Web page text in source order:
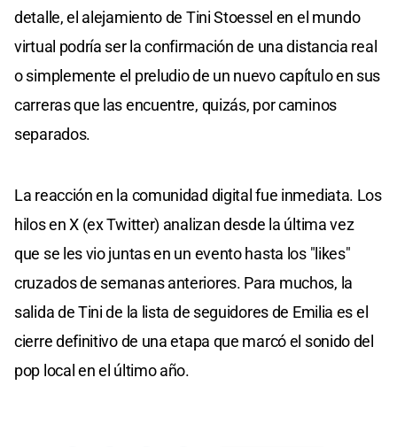
detalle, el alejamiento de Tini Stoessel en el mundo
virtual podría ser la confirmación de una distancia real
o simplemente el preludio de un nuevo capítulo en sus
carreras que las encuentre, quizás, por caminos
separados.
La reacción en la comunidad digital fue inmediata. Los
hilos en X (ex Twitter) analizan desde la última vez
que se les vio juntas en un evento hasta los "likes"
cruzados de semanas anteriores. Para muchos, la
salida de Tini de la lista de seguidores de Emilia es el
cierre definitivo de una etapa que marcó el sonido del
pop local en el último año.